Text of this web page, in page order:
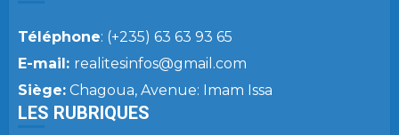
Téléphone: (+235) 63 63 93 65
E-mail: realitesinfos@gmail.com
Siège: Chagoua, Avenue: Imam Issa
LES RUBRIQUES